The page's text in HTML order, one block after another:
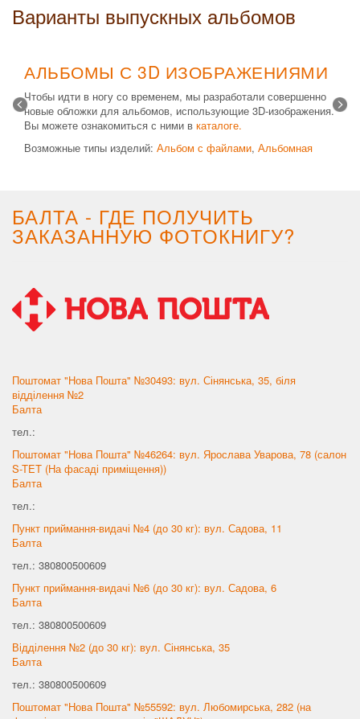
Варианты выпускных альбомов
АЛЬБОМЫ С 3D ИЗОБРАЖЕНИЯМИ
Чтобы идти в ногу со временем, мы разработали совершенно
новые обложки для альбомов, использующие 3D-изображения.
Вы можете ознакомиться с ними в каталоге.
Возможные типы изделий: Альбом с файлами, Альбомная
БАЛТА - ГДЕ ПОЛУЧИТЬ
ЗАКАЗАННУЮ ФОТОКНИГУ?
Поштомат "Нова Пошта" №30493: вул. Сінянська, 35, біля
відділення №2
Балта
тел.:
Поштомат "Нова Пошта" №46264: вул. Ярослава Уварова, 78 (салон
S-TET (На фасаді приміщення))
Балта
тел.:
Пункт приймання-видачі №4 (до 30 кг): вул. Садова, 11
Балта
тел.: 380800500609
Пункт приймання-видачі №6 (до 30 кг): вул. Садова, 6
Балта
тел.: 380800500609
Відділення №2 (до 30 кг): вул. Сінянська, 35
Балта
тел.: 380800500609
Поштомат "Нова Пошта" №55592: вул. Любомирська, 282 (на